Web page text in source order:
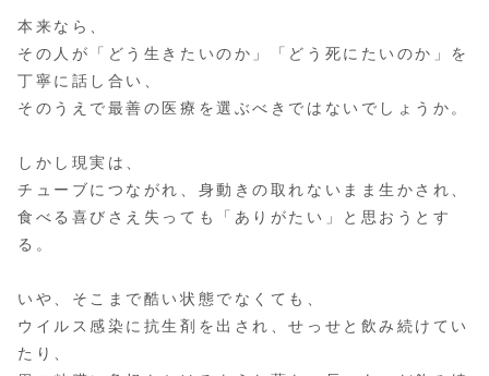
本来なら、
その人が「どう生きたいのか」「どう死にたいのか」を
丁寧に話し合い、
そのうえで最善の医療を選ぶべきではないでしょうか。
しかし現実は、
チューブにつながれ、身動きの取れないまま生かされ、
食べる喜びさえ失っても「ありがたい」と思おうとす
る。
いや、そこまで酷い状態でなくても、
ウイルス感染に抗生剤を出され、せっせと飲み続けてい
たり、